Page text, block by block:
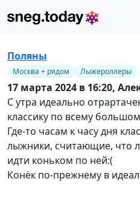
Поляны
Москва + рядом Лыжероллеры
17 марта 2024 в 16:20,
С утра идеально
классику по всему
Где-то часам к часу дня
лыжники, считающие, что
идти коньком по ней:(
Конёк по-прежнему в